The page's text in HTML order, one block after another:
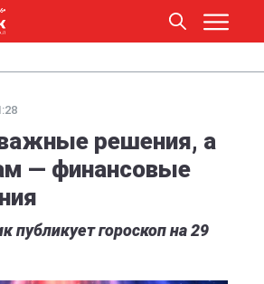
решения, а
— финансовые
публикует гороскоп на 29